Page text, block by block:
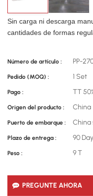
Sin carga ni descarga
cantidades de formas
Número de artículo : PP-
Pedido (MOQ) : 1 Set
Pago : TT
Origen del producto : China
Puerto de embarque : China
Plazo de entrega : 90
Peso : 9 T
PREGUNTE AHORA